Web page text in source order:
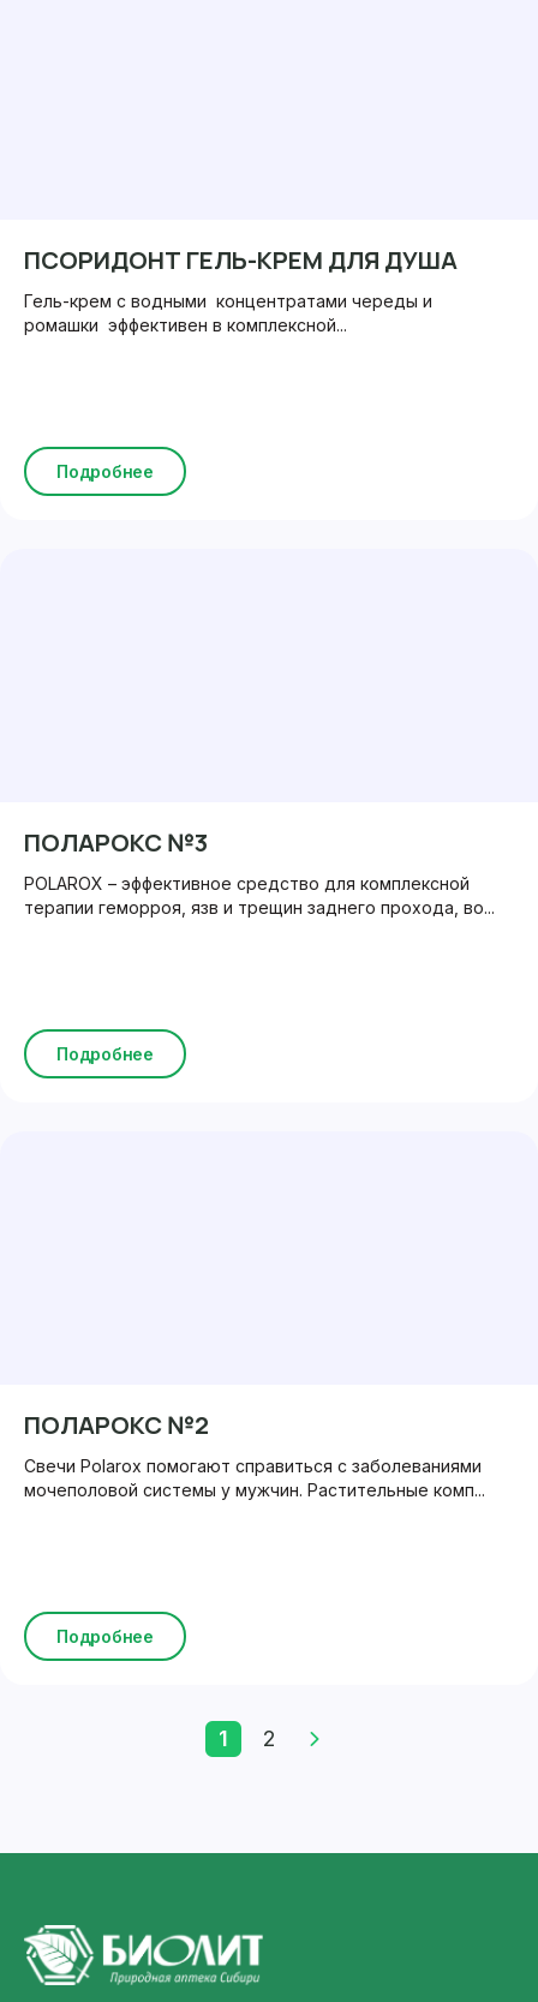
ПСОРИДОНТ ГЕЛЬ-КРЕМ ДЛЯ ДУША
Гель-крем с водными концентратами череды и
ромашки эффективен в комплексной...
Подробнее
ПОЛАРОКС №3
POLAROX – эффективное средство для комплексной
терапии геморроя, язв и трещин заднего прохода, во...
Подробнее
ПОЛАРОКС №2
Свечи Polarox помогают справиться с заболеваниями
мочеполовой системы у мужчин. Растительные комп...
Подробнее
1 2